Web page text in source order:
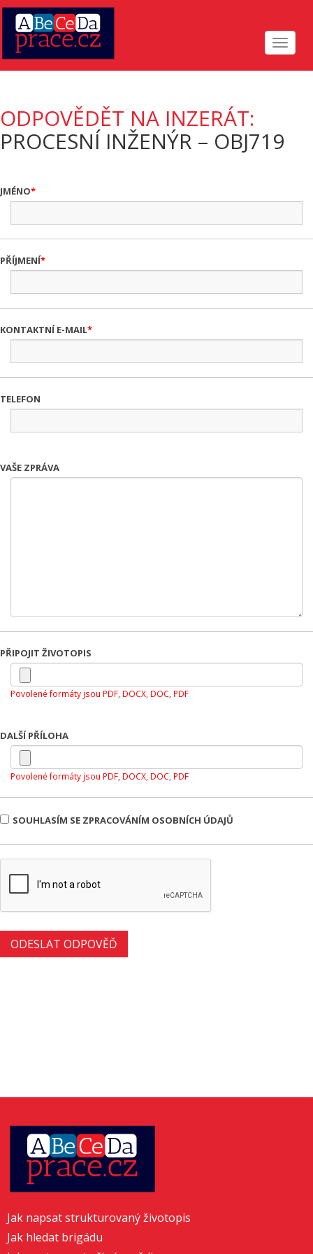
Toggle
ODPOVĚDĚT NA INZERÁT:
PROCESNÍ INŽENÝR – OBJ719
JMÉNO
PŘÍJMENÍ
KONTAKTNÍ E-MAIL
TELEFON
VAŠE ZPRÁVA
PŘIPOJIT ŽIVOTOPIS
Povolené formáty jsou PDF, DOCX, DOC, PDF
DALŠÍ PŘÍLOHA
Povolené formáty jsou PDF, DOCX, DOC, PDF
SOUHLASÍM SE ZPRACOVÁNÍM OSOBNÍCH ÚDAJŮ
Jak napsat strukturovaný životopis
Jak hledat brigádu